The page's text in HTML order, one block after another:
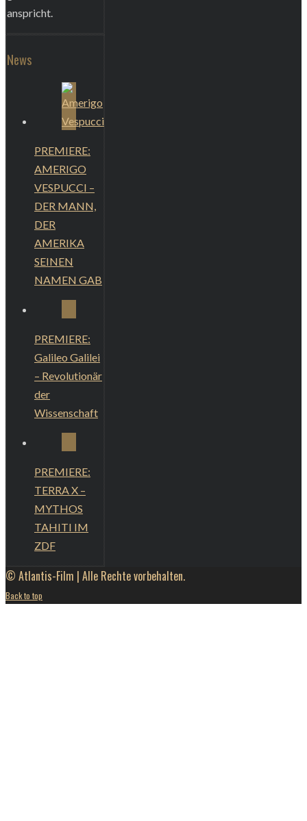
anspricht.
News
PREMIERE:
AMERIGO
VESPUCCI –
DER MANN,
DER
AMERIKA
SEINEN
NAMEN GAB
PREMIERE:
Galileo Galilei
– Revolutionär
der
Wissenschaft
PREMIERE:
TERRA X –
MYTHOS
TAHITI IM
ZDF
© Atlantis-Film | Alle Rechte vorbehalten.
Back to top